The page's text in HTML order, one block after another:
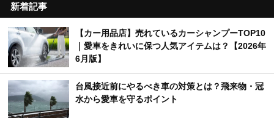
新着記事
【カー用品店】売れているカーシャンプーTOP10
｜愛車をきれいに保つ人気アイテムは？【2026年
6月版】
台風接近前にやるべき車の対策とは？飛来物・冠
水から愛車を守るポイント